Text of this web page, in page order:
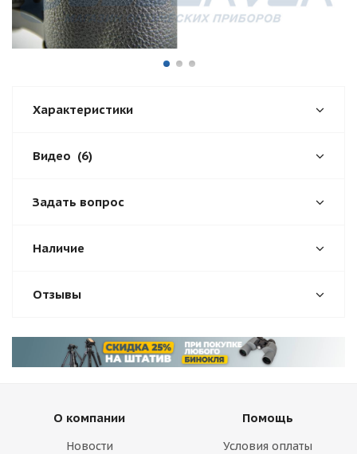
Характеристики
Видео (6)
Задать вопрос
Наличие
Отзывы
О компании
Новости
Помощь
Условия оплаты